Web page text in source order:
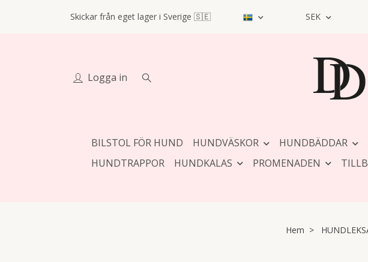
Skickar från eget lager i Sverige 🇸🇪 SEK
Logga in
BILSTOL FÖR HUND HUNDVÄSKOR HUNDBÄDDAR
HUNDTRAPPOR
HUNDKALAS PROMENADEN
Hem